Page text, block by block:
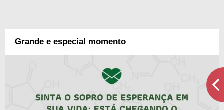
Grande e especial momento